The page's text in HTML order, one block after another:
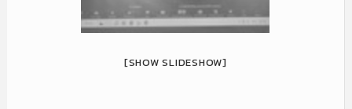
[SHOW SLIDESHOW]